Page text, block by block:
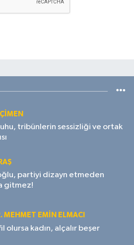
tribünlerin sessizliği ve ortak
partiyi dizayn etmeden
gitmez!
MEHMET EMIN ELMACI
olursa kadın, alçalır beşer